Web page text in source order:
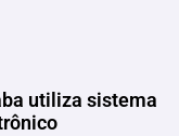
utiliza sistema